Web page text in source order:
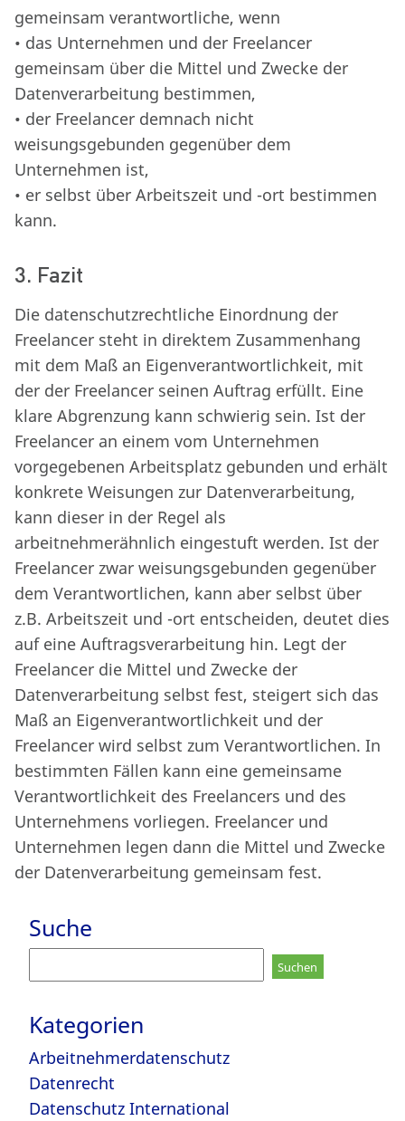
gemeinsam verantwortliche, wenn
• das Unternehmen und der Freelancer
gemeinsam über die Mittel und Zwecke der
Datenverarbeitung bestimmen,
• der Freelancer demnach nicht
weisungsgebunden gegenüber dem
Unternehmen ist,
• er selbst über Arbeitszeit und -ort bestimmen
kann.
3. Fazit
Die datenschutzrechtliche Einordnung der
Freelancer steht in direktem Zusammenhang
mit dem Maß an Eigenverantwortlichkeit, mit
der der Freelancer seinen Auftrag erfüllt. Eine
klare Abgrenzung kann schwierig sein. Ist der
Freelancer an einem vom Unternehmen
vorgegebenen Arbeitsplatz gebunden und erhält
konkrete Weisungen zur Datenverarbeitung,
kann dieser in der Regel als
arbeitnehmerähnlich eingestuft werden. Ist der
Freelancer zwar weisungsgebunden gegenüber
dem Verantwortlichen, kann aber selbst über
z.B. Arbeitszeit und -ort entscheiden, deutet dies
auf eine Auftragsverarbeitung hin. Legt der
Freelancer die Mittel und Zwecke der
Datenverarbeitung selbst fest, steigert sich das
Maß an Eigenverantwortlichkeit und der
Freelancer wird selbst zum Verantwortlichen. In
bestimmten Fällen kann eine gemeinsame
Verantwortlichkeit des Freelancers und des
Unternehmens vorliegen. Freelancer und
Unternehmen legen dann die Mittel und Zwecke
der Datenverarbeitung gemeinsam fest.
Suche
nach:
Kategorien
Arbeitnehmerdatenschutz
Datenrecht
Datenschutz International